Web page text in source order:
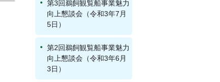
第3回鵜飼観覧船事業魅力
向上懇談会（令和3年7月
5日）
第2回鵜飼観覧船事業魅力
向上懇談会（令和3年6月
3日）